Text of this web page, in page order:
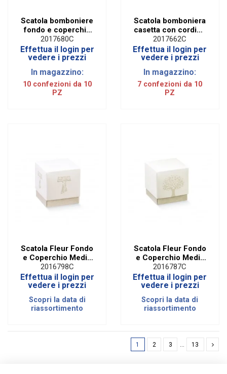
Scatola bomboniere
fondo e coperchio
harmony bianco cm
13 x 9 x 4 (conf. 10
pezzi)
2017680C
Effettua il login per
vedere i prezzi
In magazzino:
10 confezioni da 10
PZ
Scatola bomboniera
casetta con cordino
harmony bianco cm
12 x 12 x 12 (conf.
10 pezzi)
2017662C
Effettua il login per
vedere i prezzi
In magazzino:
7 confezioni da 10
PZ
Scatola Fleur Fondo
e Coperchio Media
Tao Avorio 7 X 7 X 7
cm (10 PZ)
2016798C
Effettua il login per
vedere i prezzi
Scopri la data di
riassortimento
Scatola Fleur Fondo
e Coperchio Media
Albero della Vita
Avorio 7 X 7 X 7 cm
(10 PZ)
2016787C
Effettua il login per
vedere i prezzi
Scopri la data di
riassortimento
1 2 3 13